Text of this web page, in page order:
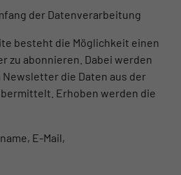
der Datenverarbeitung
besteht die Möglichkeit einen
zu abonnieren. Dabei werden
die Daten aus der
Erhoben werden die
E-Mail,